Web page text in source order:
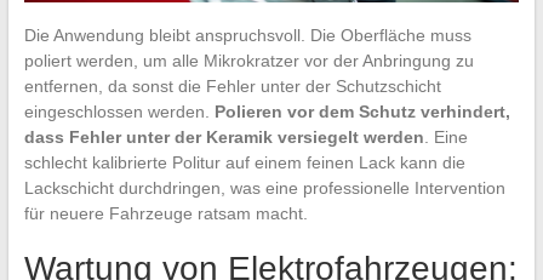
Die Anwendung bleibt anspruchsvoll. Die Oberfläche muss
poliert werden, um alle Mikrokratzer vor der Anbringung zu
entfernen, da sonst die Fehler unter der Schutzschicht
eingeschlossen werden. Polieren vor dem Schutz verhindert,
dass Fehler unter der Keramik versiegelt werden. Eine
schlecht kalibrierte Politur auf einem feinen Lack kann die
Lackschicht durchdringen, was eine professionelle Intervention
für neuere Fahrzeuge ratsam macht.
Wartung von Elektrofahrzeugen: